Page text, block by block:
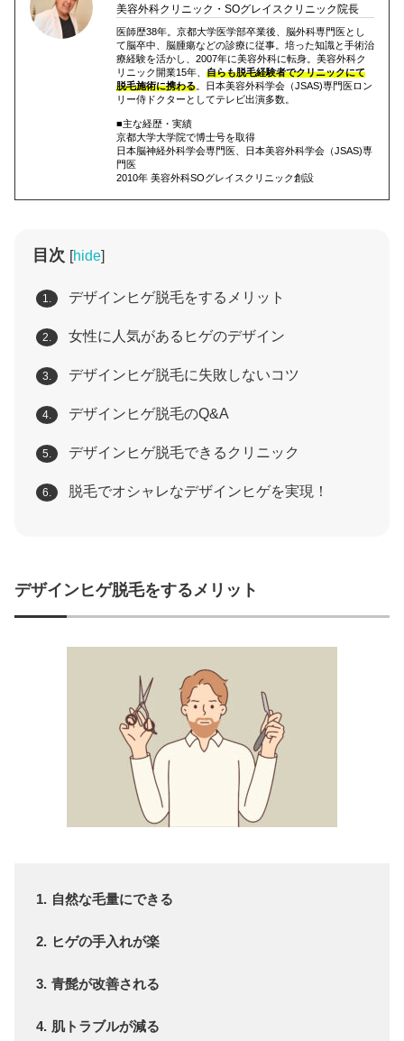
美容外科クリニック・SOグレイスクリニック院長
医師歴38年。京都大学医学部卒業後、脳外科専門医とし
て脳卒中、脳腫瘍などの診療に従事。培った知識と手術治
療経験を活かし、2007年に美容外科に転身。美容外科ク
リニック開業15年、 自らも脱毛経験者でクリニックにて
脱毛施術に携わる。日本美容外科学会（JSAS)専門医ロン
リー侍ドクターとしてテレビ出演多数。
■主な経歴・実績
京都大学大学院で博士号を取得
日本脳神経外科学会専門医、日本美容外科学会（JSAS)専
門医
2010年 美容外科SOグレイスクリニック創設
目次 [hide]
1. デザインヒゲ脱毛をするメリット
2. 女性に人気があるヒゲのデザイン
3. デザインヒゲ脱毛に失敗しないコツ
4. デザインヒゲ脱毛のQ&A
5. デザインヒゲ脱毛できるクリニック
6. 脱毛でオシャレなデザインヒゲを実現！
デザインヒゲ脱毛をするメリット
自然な毛量にできる
ヒゲの手入れが楽
青髭が改善される
肌トラブルが減る